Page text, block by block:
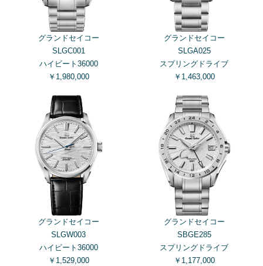
グランドセイコー
SLGC001
ハイビート36000
￥1,980,000
グランドセイコー
SLGA025
スプリングドライブ
￥1,463,000
グランドセイコー
SLGW003
ハイビート36000
￥1,529,000
グランドセイコー
SBGE285
スプリングドライブ
￥1,177,000